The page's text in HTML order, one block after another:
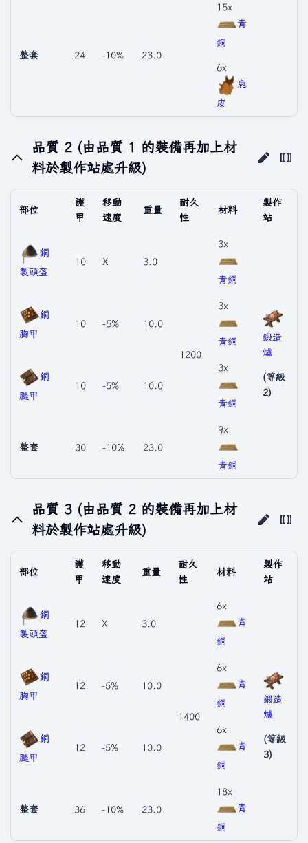
整套 24 -10% 23.0
15x
青
銅
6x
鹿
皮
品質 2 (由品質 1 的裝備再加上材
料於製作站處升級)
部位
護
甲
移動
速度
重量
耐久
性
材料
製作
站
銅
製頭盔
10 X 3.0
1200
3x
青銅
鍛造
爐
(等級
2)
銅
胸甲
10 -5% 10.0
3x
青銅
銅
腿甲
10 -5% 10.0
3x
青銅
整套 30 -10% 23.0
9x
青銅
品質 3 (由品質 2 的裝備再加上材
料於製作站處升級)
部位
護
甲
移動
速度
重量
耐久
性
材料
製作
站
銅
製頭盔
12 X 3.0
1400
6x
青
銅
鍛造
爐
(等級
3)
銅
胸甲
12 -5% 10.0
6x
青
銅
銅
腿甲
12 -5% 10.0
6x
青
銅
整套 36 -10% 23.0
18x
青
銅